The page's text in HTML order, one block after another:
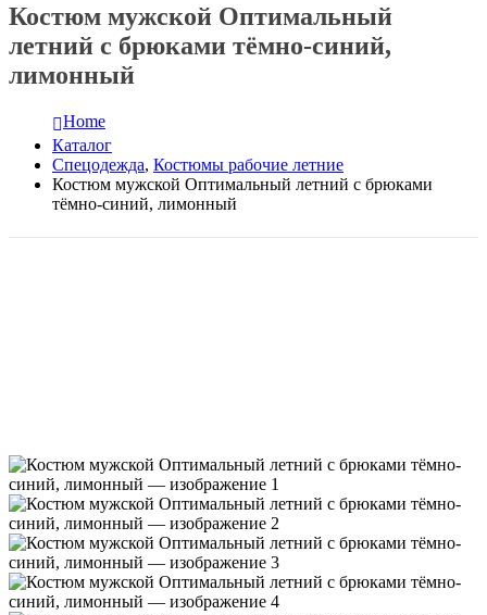
Костюм мужской Оптимальный
летний с брюками тёмно-синий,
лимонный
Home
Каталог
Спецодежда, Костюмы рабочие летние
Костюм мужской Оптимальный летний с брюками
тёмно-синий, лимонный